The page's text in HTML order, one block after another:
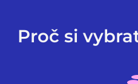
Proč si